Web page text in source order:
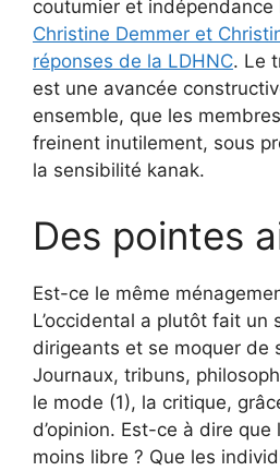
coutumier et
Christine Demmer et
réponses de la LDHNC. Le
est une avancée
ensemble, que les
freinent inutilement, sous
la sensibilité kanak.
Des pointes
Est-ce le même
L’occidental a plutôt fait un
dirigeants et se moquer de
Journaux, tribuns,
le mode (1), la critique,
d’opinion. Est-ce à dire
moins libre ? Que les